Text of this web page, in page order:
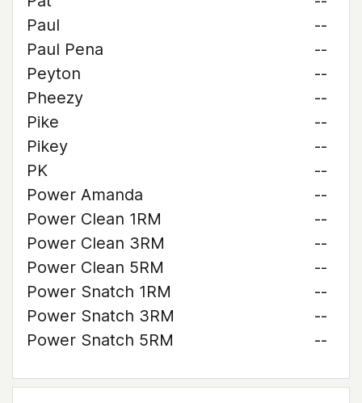
Paul
--
Paul Pena
--
Peyton
--
Pheezy
--
Pike
--
Pikey
--
PK
--
Power Amanda
--
Power Clean 1RM
--
Power Clean 3RM
--
Power Clean 5RM
--
Power Snatch 1RM
--
Power Snatch 3RM
--
Power Snatch 5RM
--